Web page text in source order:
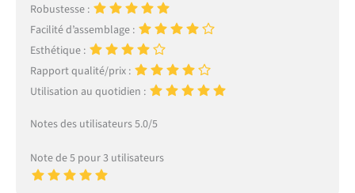
Robustesse :
Facilité d’assemblage :
Esthétique :
Rapport qualité/prix :
Utilisation au quotidien :
Notes des utilisateurs 5.0/5
Note de 5 pour 3 utilisateurs